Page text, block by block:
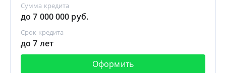
Сумма кредита
до 7 000 000 руб.
Срок кредита
до 7 лет
Оформить